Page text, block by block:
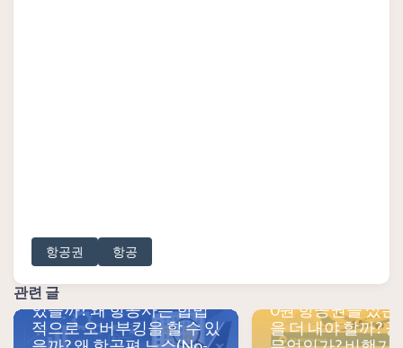
항공권 항공
관련 글
항공권을 사면 항상 자리가
있을까? 왜 항공사는 합법
적으로 오버부킹을 할 수 있
0원 항공권을 샀는
을 더 내야 할까?